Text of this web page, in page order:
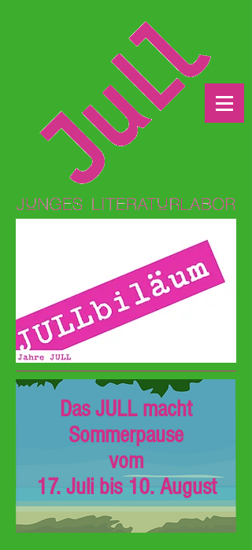
Das JULL macht
Sommerpause
vom
17. Juli bis 10. August